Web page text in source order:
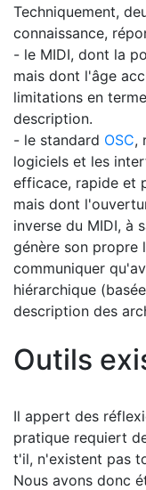
Techniquement,
connaissance,
- le MIDI, dont la
mais dont l'âge
limitations en
description.
- le standard OSC,
logiciels et les
efficace, rapide et
mais dont
inverse du MIDI, à
génère son propre
communiquer
hiérarchique
description des
Outils
Il appert des
pratique requiert
t'il, n'existent pas
Nous avons donc